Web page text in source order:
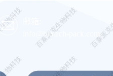
info@biotech-pack.com